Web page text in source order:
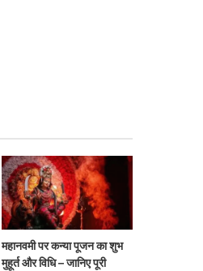
महानवमी पर कन्या पूजन का शुभ
मुहूर्त और विधि – जानिए पूरी